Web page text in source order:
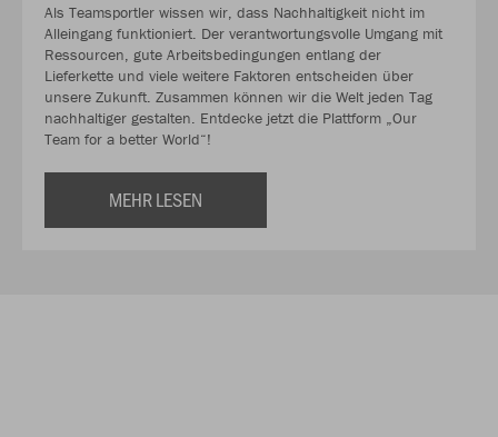
Als Teamsportler wissen wir, dass Nachhaltigkeit nicht im
Alleingang funktioniert. Der verantwortungsvolle Umgang mit
Ressourcen, gute Arbeitsbedingungen entlang der
Lieferkette und viele weitere Faktoren entscheiden über
unsere Zukunft. Zusammen können wir die Welt jeden Tag
nachhaltiger gestalten. Entdecke jetzt die Plattform „Our
Team for a better World“!
MEHR LESEN